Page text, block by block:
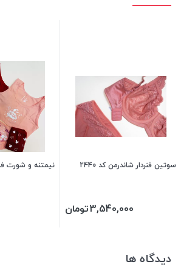
سوتین فنردار شاندرمن کد 2440
3,540,000تومان
نیمتنه و شورت فافا
دیدگاه ها